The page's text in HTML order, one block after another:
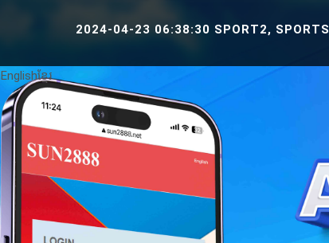
2024-04-23 06:38:30 SPORT2, SPORTS3 &
Englishខ្មែរ